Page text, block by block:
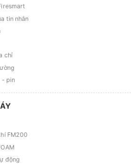
tin nhắn
chỉ
- pin
FM200
động